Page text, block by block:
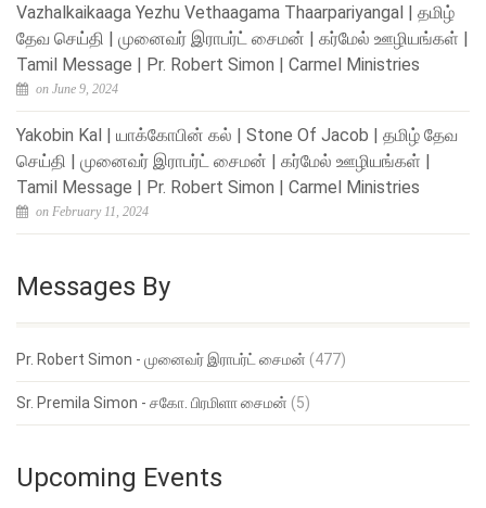
Vazhalkaikaaga Yezhu Vethaagama Thaarpariyangal | தமிழ்
தேவ செய்தி | முனைவர் இராபர்ட் சைமன் | கர்மேல் ஊழியங்கள் |
Tamil Message | Pr. Robert Simon | Carmel Ministries
on June 9, 2024
Yakobin Kal | யாக்கோபின் கல் | Stone Of Jacob | தமிழ் தேவ
செய்தி | முனைவர் இராபர்ட் சைமன் | கர்மேல் ஊழியங்கள் |
Tamil Message | Pr. Robert Simon | Carmel Ministries
on February 11, 2024
Messages By
Pr. Robert Simon - முனைவர் இராபர்ட் சைமன் (477)
Sr. Premila Simon - சகோ. பிரமிளா சைமன் (5)
Upcoming Events